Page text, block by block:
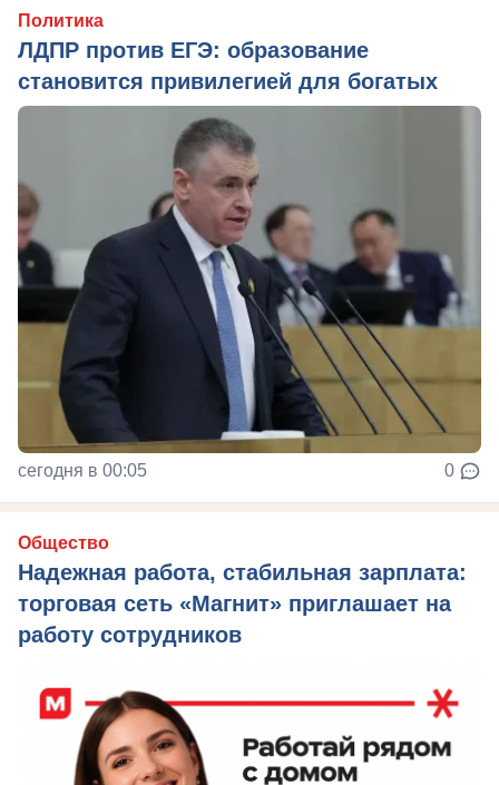
Политика
ЛДПР против ЕГЭ: образование
становится привилегией для богатых
сегодня в 00:05 0
Общество
Надежная работа, стабильная зарплата:
торговая сеть «Магнит» приглашает на
работу сотрудников